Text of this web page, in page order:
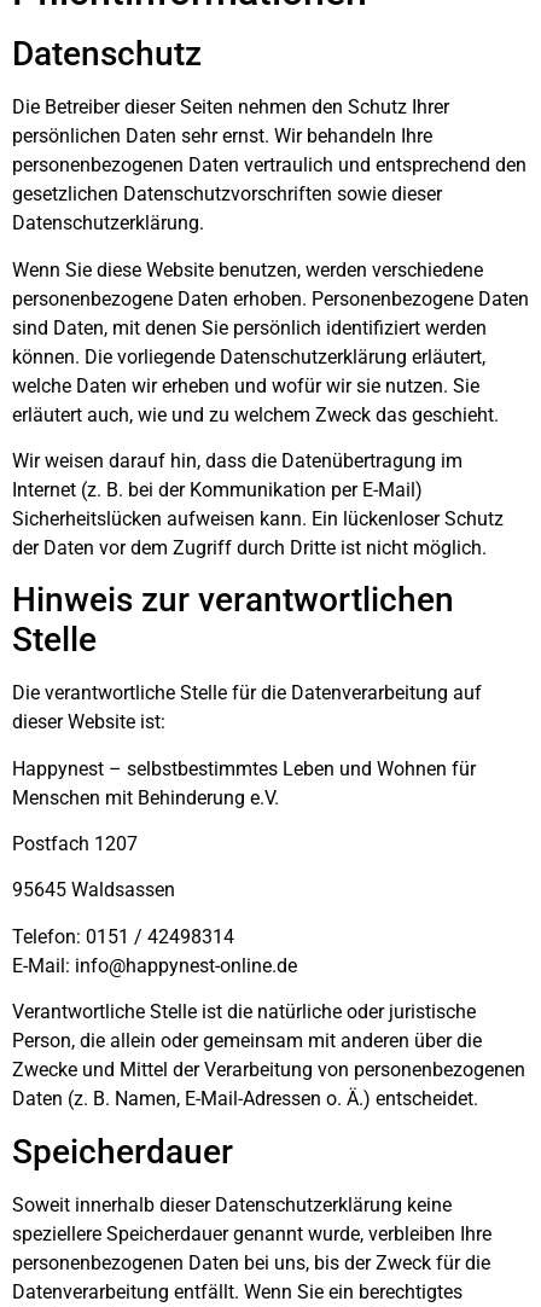
Datenschutz
Die Betreiber dieser Seiten nehmen den Schutz Ihrer
persönlichen Daten sehr ernst. Wir behandeln Ihre
personenbezogenen Daten vertraulich und entsprechend den
gesetzlichen Datenschutzvorschriften sowie dieser
Datenschutzerklärung.
Wenn Sie diese Website benutzen, werden verschiedene
personenbezogene Daten erhoben. Personenbezogene Daten
sind Daten, mit denen Sie persönlich identifiziert werden
können. Die vorliegende Datenschutzerklärung erläutert,
welche Daten wir erheben und wofür wir sie nutzen. Sie
erläutert auch, wie und zu welchem Zweck das geschieht.
Wir weisen darauf hin, dass die Datenübertragung im
Internet (z. B. bei der Kommunikation per E-Mail)
Sicherheitslücken aufweisen kann. Ein lückenloser Schutz
der Daten vor dem Zugriff durch Dritte ist nicht möglich.
Hinweis zur verantwortlichen
Stelle
Die verantwortliche Stelle für die Datenverarbeitung auf
dieser Website ist:
Happynest – selbstbestimmtes Leben und Wohnen für
Menschen mit Behinderung e.V.
Postfach 1207
95645 Waldsassen
Telefon: 0151 / 42498314
E-Mail: info@happynest-online.de
Verantwortliche Stelle ist die natürliche oder juristische
Person, die allein oder gemeinsam mit anderen über die
Zwecke und Mittel der Verarbeitung von personenbezogenen
Daten (z. B. Namen, E-Mail-Adressen o. Ä.) entscheidet.
Speicherdauer
Soweit innerhalb dieser Datenschutzerklärung keine
speziellere Speicherdauer genannt wurde, verbleiben Ihre
personenbezogenen Daten bei uns, bis der Zweck für die
Datenverarbeitung entfällt. Wenn Sie ein berechtigtes